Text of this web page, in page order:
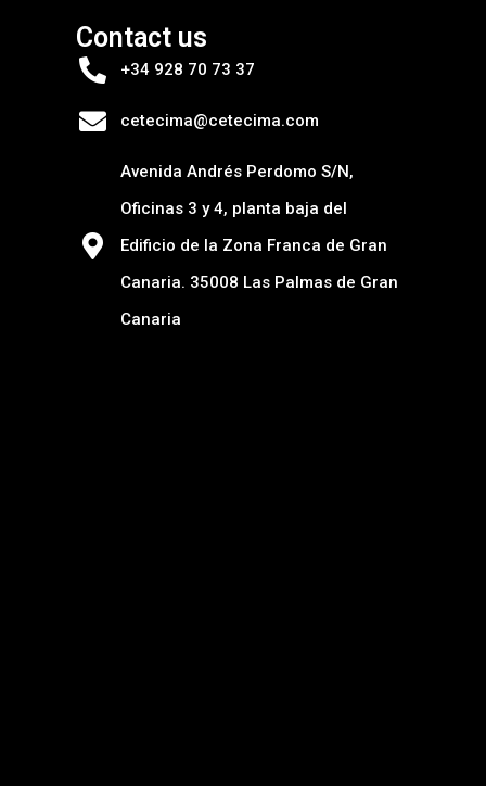
Contact us
+34 928 70 73 37
cetecima@cetecima.com
Avenida Andrés Perdomo S/N,
Oficinas 3 y 4, planta baja del
Edificio de la Zona Franca de Gran
Canaria. 35008 Las Palmas de Gran
Canaria